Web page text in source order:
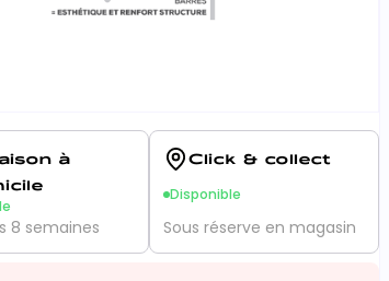
à
8 semaines
Click & collect
Disponible
Sous réserve en magasin